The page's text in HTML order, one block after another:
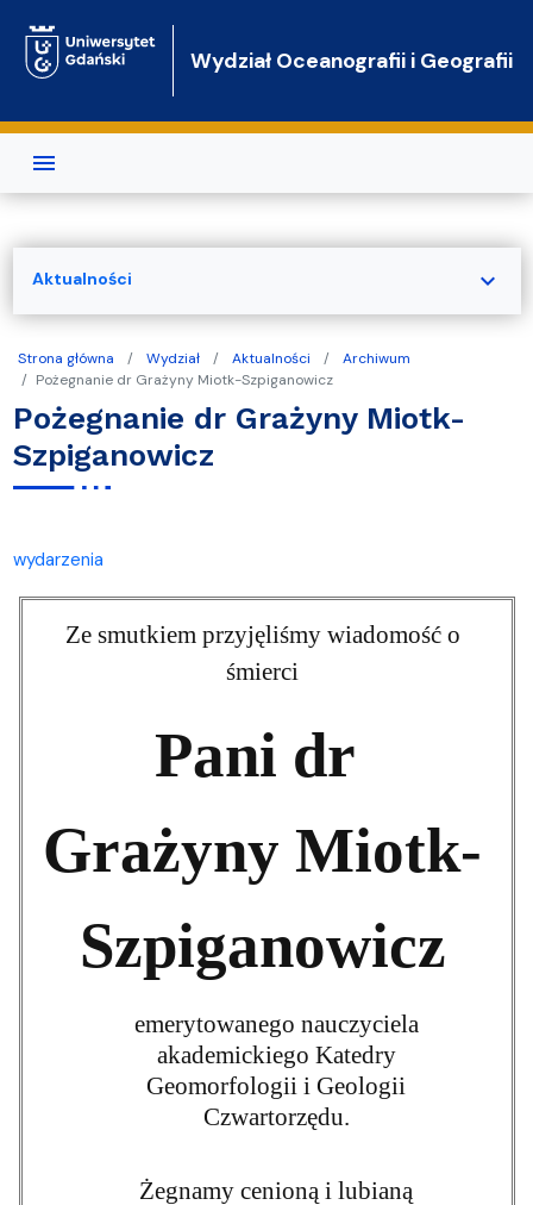
Wydział Oceanografii i Geografii
Strona główna Wydział Aktualności
Archiwum
Pożegnanie dr Grażyny Miotk-Szpiganowicz
Pożegnanie dr Grażyny Miotk-
Szpiganowicz
wydarzenia
Ze smutkiem przyjęliśmy wiadomość o
śmierci
Pani dr
Grażyny Miotk-
Szpiganowicz
emerytowanego nauczyciela
akademickiego Katedry
Geomorfologii i Geologii
Czwartorzędu.
Żegnamy cenioną i lubianą
Aktualności expand_more